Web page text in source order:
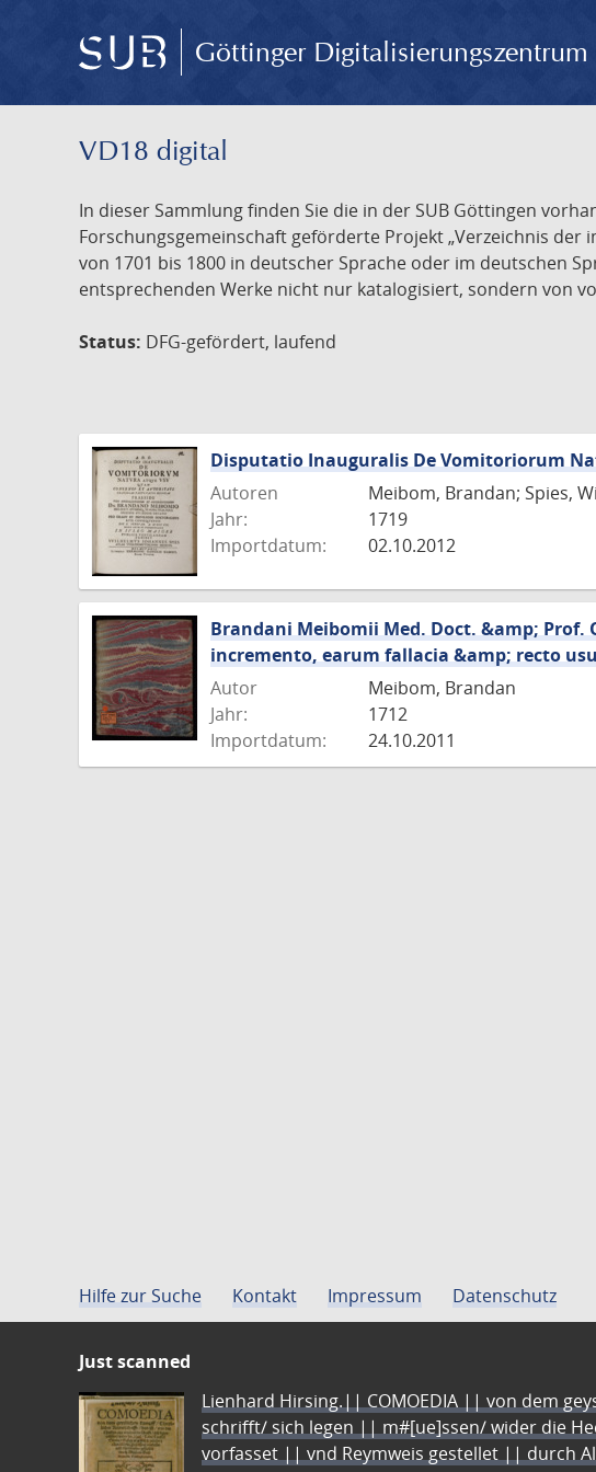
Göttinger Digitalisierungszentrum
VD18 digital
In dieser Sammlung finden Sie die in der SUB Göttingen
Forschungsgemeinschaft geförderte Projekt „Verzeichnis der
von 1701 bis 1800 in deutscher Sprache oder im deutschen
entsprechenden Werke nicht nur katalogisiert, sondern von
Status: DFG-gefördert, laufend
Disputatio Inauguralis De Vomitoriorum
Autoren
Meibom, Brandan; Spies,
Jahr:
1719
Importdatum:
02.10.2012
Brandani Meibomii Med. Doct. &amp; Prof.
incremento, earum fallacia &amp; recto usu
Autor
Meibom, Brandan
Jahr:
1712
Importdatum:
24.10.2011
Hilfe zur Suche Kontakt Impressum Datenschutz
Just scanned
Lienhard Hirsing.|| COMOEDIA || von dem
schrifft/ sich legen || m#[ue]ssen/ wider die
vorfasset || vnd Reymweis gestellet || durch